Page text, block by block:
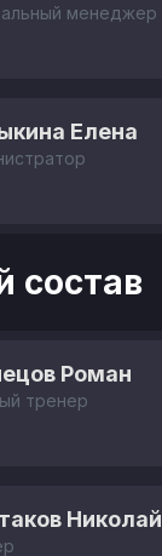
менеджер
Елена
состав
Роман
тренер
Николай